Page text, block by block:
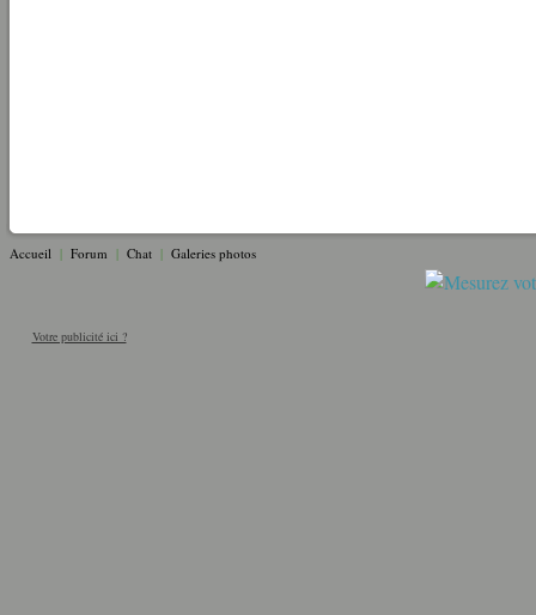
Accueil | Forum | Chat | Galeries photos
Votre publicité ici ?